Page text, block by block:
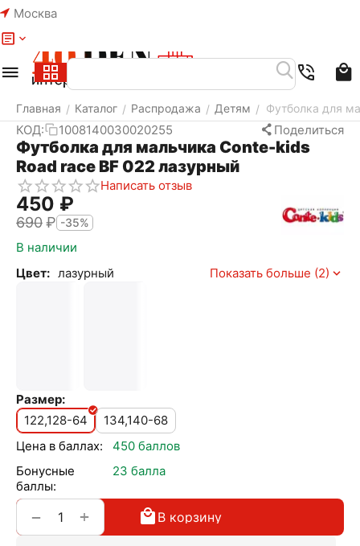
Москва
Главная / Каталог / Распродажа / Детям / Футболка для
КОД: 1008140030020255 Поделиться
Футболка для мальчика Conte-kids
Road race BF 022 лазурный
Написать отзыв
‍450‍ ₽
‍690‍₽ -35%
В наличии
Цвет: лазурный Показать больше (2)
Размер:
122,128-64
134,140-68
Цена в баллах:
450 баллов
Бонусные
баллы:
23 балла
+
− В корзину
Меню